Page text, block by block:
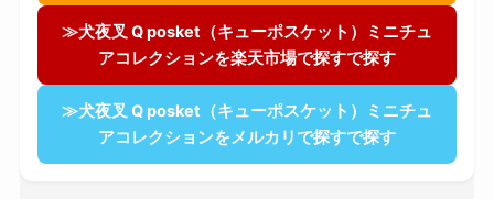
≫犬夜叉 Q posket（キューポスケット）ミニチュ
アコレクションを楽天市場で探すで探す
≫犬夜叉 Q posket（キューポスケット）ミニチュ
アコレクションをメルカリで探すで探す